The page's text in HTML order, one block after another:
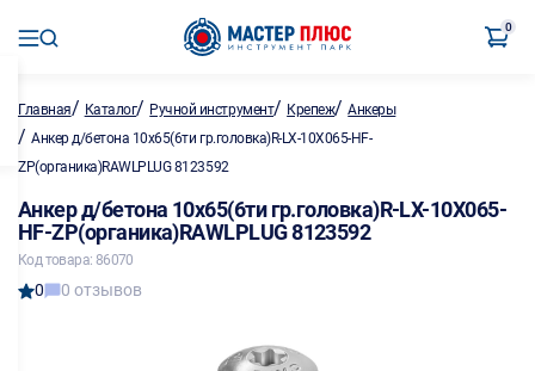
0
Главная/ Каталог/ Ручной инструмент/ Крепеж/Анкеры
/ Анкер д/бетона 10х65(6ти гр.головка)R-LX-10X065-HF-
ZP(органика)RAWLPLUG 8123592
Анкер д/бетона 10х65(6ти гр.головка)R-LX-10X065-
HF-ZP(органика)RAWLPLUG 8123592
Код товара: 86070
0 0 отзывов